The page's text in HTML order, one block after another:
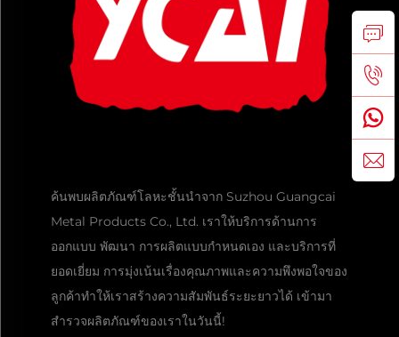
ค้นพบผลิตภัณฑ์โลหะชั้นนำจาก Suzhou Guangcai
Metal Products Co., Ltd. เราให้บริการด้านการ
ออกแบบ พัฒนา การผลิตแบบกำหนดเอง และบริการที่
ยอดเยี่ยม การมุ่งเน้นเรื่องคุณภาพและความพึงพอใจของ
ลูกค้าทำให้เราสร้างความสัมพันธ์ระยะยาวได้ เข้ามา
สำรวจผลิตภัณฑ์ของเราในวันนี้!